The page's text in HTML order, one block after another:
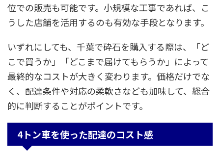
位での販売も可能です。小規模な工事であれば、こ
うした店舗を活用するのも有効な手段となります。
いずれにしても、千葉で砕石を購入する際は、「ど
こで買うか」「どこまで届けてもらうか」によって
最終的なコストが大きく変わります。価格だけでな
く、配達条件や対応の柔軟さなども加味して、総合
的に判断することがポイントです。
4トン車を使った配達のコスト感